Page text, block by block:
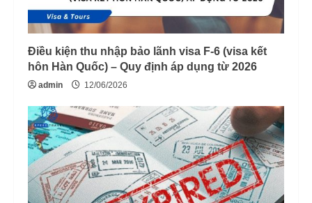
Điều kiện thu nhập bảo lãnh visa F-6 (visa kết
hôn Hàn Quốc) – Quy định áp dụng từ 2026
admin 12/06/2026